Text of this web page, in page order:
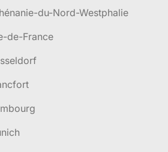
du-Nord-Westphalie
de-France